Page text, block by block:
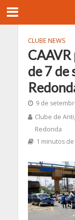
CLUBE NEWS
de 7 de
9 de
Clube de
Redonda
1 minutos